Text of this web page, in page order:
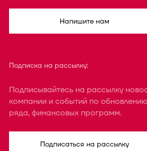
Напишите нам
Подписка на рассылку:
Подписывайтесь на рассылку
компании и событий по
ряда, финансовых программ.
Подписаться на рассылку